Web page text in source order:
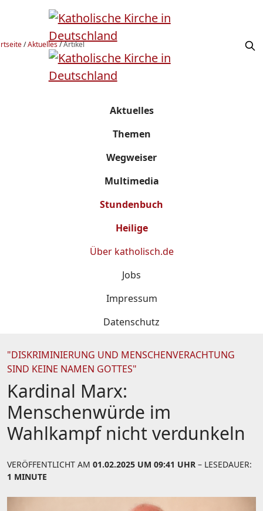
/Aktuelles/Artikel
Aktuelles
Themen
Wegweiser
Multimedia
Stundenbuch
Heilige
Über katholisch.de
Jobs
Impressum
Datenschutz
"DISKRIMINIERUNG UND MENSCHENVERACHTUNG
SIND KEINE NAMEN GOTTES"
Kardinal Marx:
Menschenwürde im
Wahlkampf nicht verdunkeln
VERÖFFENTLICHT AM 01.02.2025 UM 09:41 UHR – LESEDAUER:
1 MINUTE